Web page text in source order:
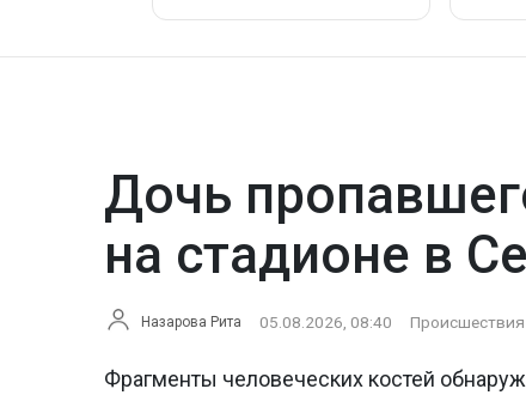
Дочь
на стадионе в
Назарова Рита 05.08.2026, 08:40 Происшествия
Фрагменты человеческих костей